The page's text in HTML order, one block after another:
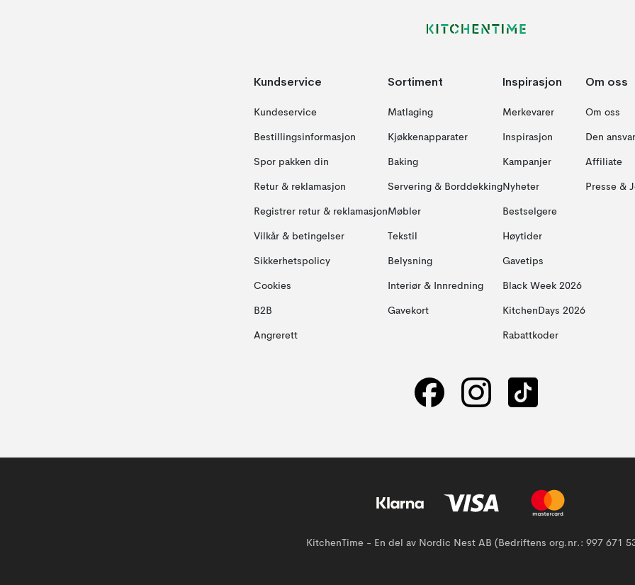
Kundservice
Kundeservice
Bestillingsinformasjon
Spor pakken din
Retur & reklamasjon
Registrer retur & reklamasjon
Vilkår & betingelser
Sikkerhetspolicy
Cookies
B2B
Angrerett
Sortiment
Matlaging
Kjøkkenapparater
Baking
Servering & Borddekking
Møbler
Tekstil
Belysning
Interiør & Innredning
Gavekort
Inspirasjon
Merkevarer
Inspirasjon
Kampanjer
Nyheter
Bestselgere
Høytider
Gavetips
Black Week 2026
KitchenDays 2026
Rabattkoder
Om oss
Om oss
Den
Affiliate
Presse &
KitchenTime - En del av Nordic Nest AB (Bedriftens org.nr.: 997 671